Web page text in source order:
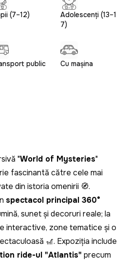
(7–12)
Adolescenți (13–1
7)
public Cu mașina
"World of Mysteries"
fascinantă către cele mai
din istoria omenirii 🧭.
spectacol principal 360°
sunet și decoruri reale; la
interactive, zone tematice și o
🎢. Expoziția include
ride-ul "Atlantis" precum